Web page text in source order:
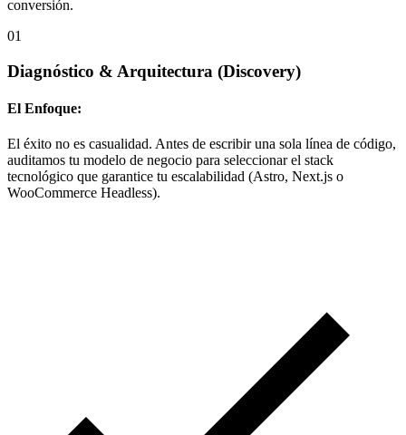
conversión.
01
Diagnóstico & Arquitectura (Discovery)
El Enfoque:
El éxito no es casualidad. Antes de escribir una sola línea de código,
auditamos tu modelo de negocio para seleccionar el stack
tecnológico que garantice tu escalabilidad (Astro, Next.js o
WooCommerce Headless).